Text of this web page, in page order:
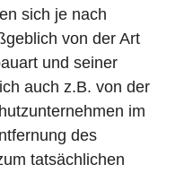
sich je nach
von der Art
und seiner
auch z.B. von der
im
des
tatsächlichen